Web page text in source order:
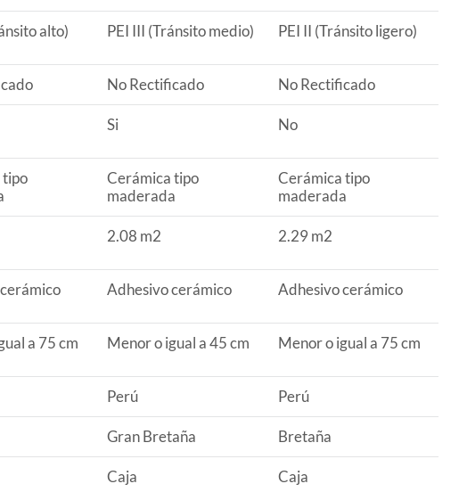
alto) PEI III (Tránsito medio) PEI II (Tránsito ligero)
No Rectificado No Rectificado
Si No
tipo
Cerámica tipo
maderada
Cerámica tipo
maderada
2.08 m2 2.29 m2
Adhesivo cerámico Adhesivo cerámico
a 75 cm Menor o igual a 45 cm Menor o igual a 75 cm
Perú Perú
Gran Bretaña Bretaña
Caja Caja